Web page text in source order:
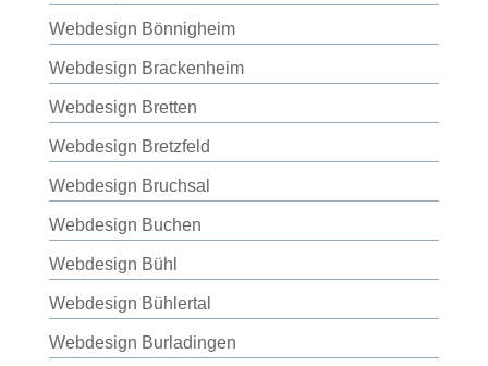
Webdesign Bönnigheim
Webdesign Brackenheim
Webdesign Bretten
Webdesign Bretzfeld
Webdesign Bruchsal
Webdesign Buchen
Webdesign Bühl
Webdesign Bühlertal
Webdesign Burladingen